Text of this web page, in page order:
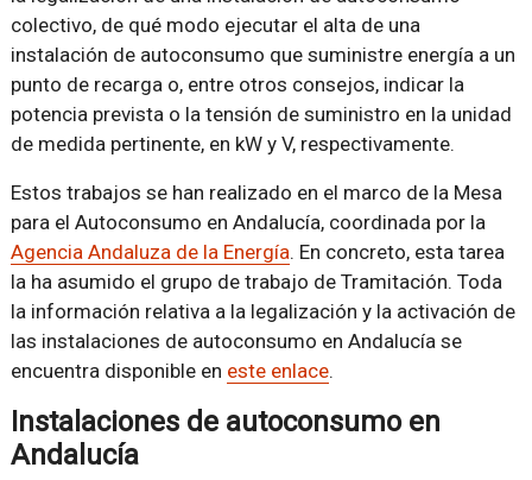
colectivo, de qué modo ejecutar el alta de una
instalación de autoconsumo que suministre energía a un
punto de recarga o, entre otros consejos, indicar la
potencia prevista o la tensión de suministro en la unidad
de medida pertinente, en kW y V, respectivamente.
Estos trabajos se han realizado en el marco de la Mesa
para el Autoconsumo en Andalucía, coordinada por la
Agencia Andaluza de la Energía. En concreto, esta tarea
la ha asumido el grupo de trabajo de Tramitación. Toda
la información relativa a la legalización y la activación de
las instalaciones de autoconsumo en Andalucía se
encuentra disponible en este enlace.
Instalaciones de autoconsumo en
Andalucía